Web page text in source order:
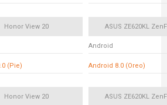
Honor View 20 ASUS ZE620KL
Android
(Pie) Android 8.0 (Oreo)
Honor View 20 ASUS ZE620KL